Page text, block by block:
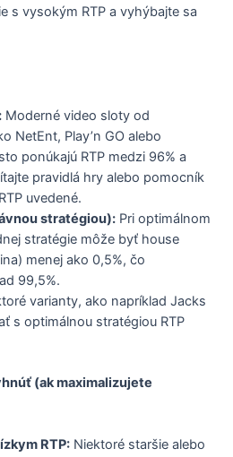
s vysokým RTP a vyhýbajte sa
Moderné video sloty od
NetEnt, Play’n GO alebo
ponúkajú RTP medzi 96% a
pravidlá hry alebo pomocník
uvedené.
stratégiou): Pri optimálnom
stratégie môže byť house
menej ako 0,5%, čo
99,5%.
varianty, ako napríklad Jacks
s optimálnou stratégiou RTP
(ak maximalizujete
RTP: Niektoré staršie alebo